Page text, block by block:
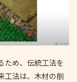
ため、伝統工法を
工法は、木材の削